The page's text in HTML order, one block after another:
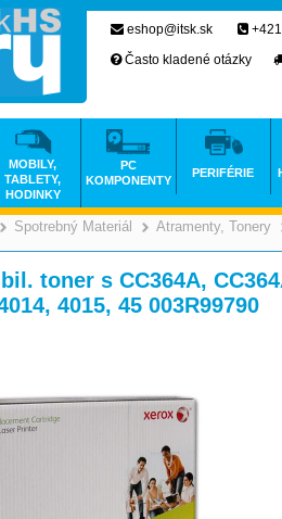
>
Spotrebný Materiál >
Atramenty, Tonery
toner s CC364A,
4015, 45 003R99790
eshop@itsk.sk
Často kladené otázky
MOBILY,
TABLETY,
HODINKY
PC
KOMPONENTY
PERIFÉRIE